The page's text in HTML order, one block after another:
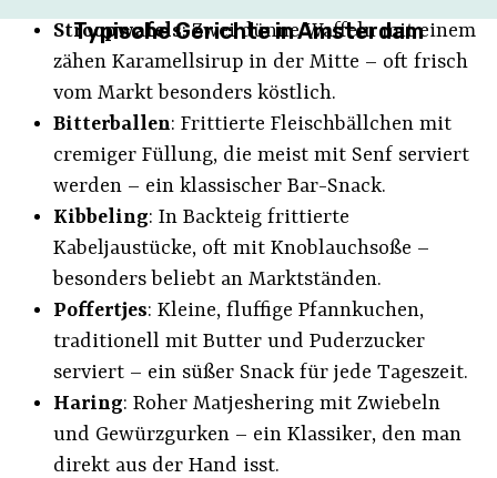
Typische Gerichte in Amsterdam
Stroopwafels: Zwei dünne Waffeln mit einem
zähen Karamellsirup in der Mitte – oft frisch
vom Markt besonders köstlich.
Bitterballen: Frittierte Fleischbällchen mit
cremiger Füllung, die meist mit Senf serviert
werden – ein klassischer Bar-Snack.
Kibbeling: In Backteig frittierte
Kabeljaustücke, oft mit Knoblauchsoße –
besonders beliebt an Marktständen.
Poffertjes: Kleine, fluffige Pfannkuchen,
traditionell mit Butter und Puderzucker
serviert – ein süßer Snack für jede Tageszeit.
Haring: Roher Matjeshering mit Zwiebeln
und Gewürzgurken – ein Klassiker, den man
direkt aus der Hand isst.